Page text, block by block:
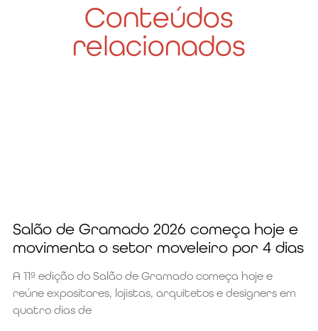
Conteúdos
relacionados
Salão de Gramado 2026 começa hoje e
movimenta o setor moveleiro por 4 dias
A 11ª edição do Salão de Gramado começa hoje e
reúne expositores, lojistas, arquitetos e designers em
quatro dias de